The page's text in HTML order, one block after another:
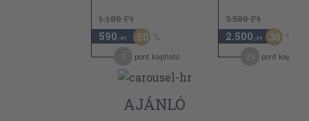
1.180 Ft
590 ,-Ft 50
pont kapható
3.580 Ft
2.500 ,-Ft 30
pont kapható
AJÁNLÓ